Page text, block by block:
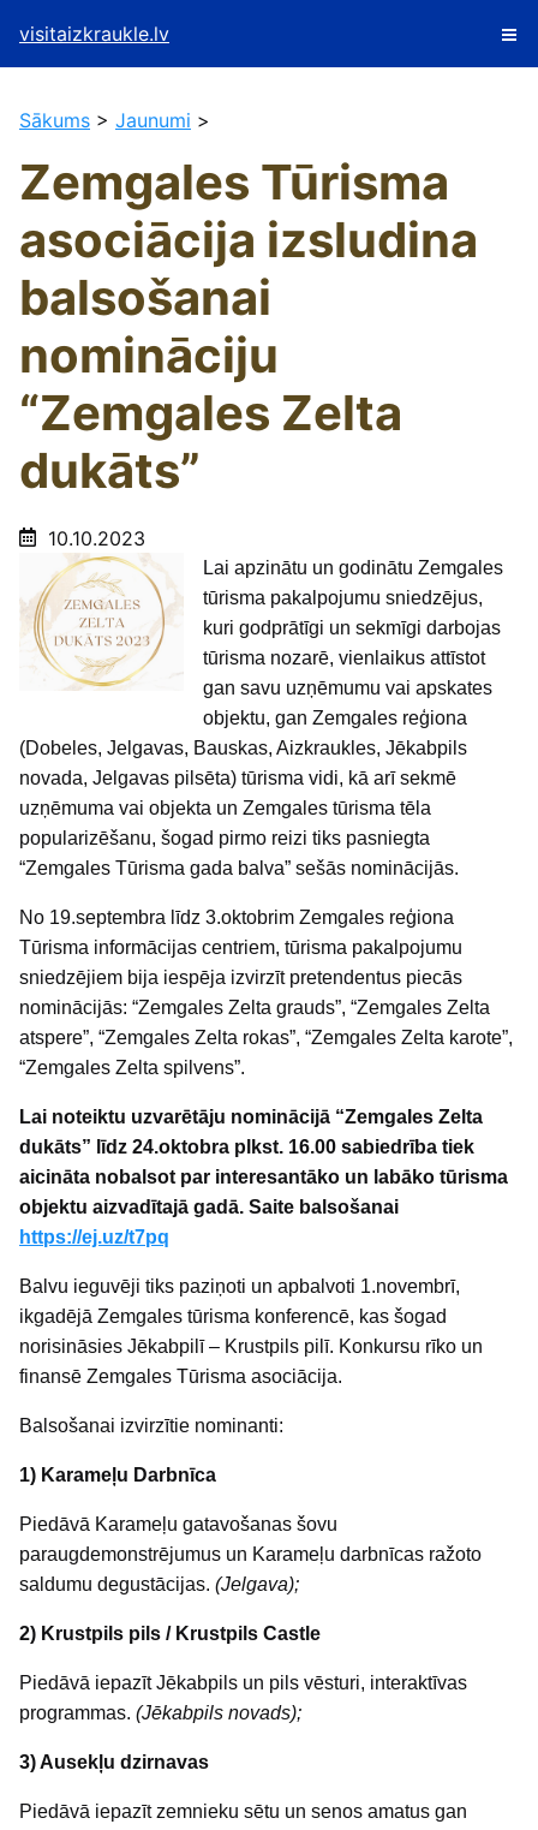
visitaizkraukle.lv
Sākums > Jaunumi >
Zemgales Tūrisma
asociācija izsludina
balsošanai
nomināciju
“Zemgales Zelta
dukāts”
10.10.2023
Lai apzinātu un godinātu Zemgales
tūrisma pakalpojumu sniedzējus,
kuri godprātīgi un sekmīgi darbojas
tūrisma nozarē, vienlaikus attīstot
gan savu uzņēmumu vai apskates
objektu, gan Zemgales reģiona
(Dobeles, Jelgavas, Bauskas, Aizkraukles, Jēkabpils
novada, Jelgavas pilsēta) tūrisma vidi, kā arī sekmē
uzņēmuma vai objekta un Zemgales tūrisma tēla
popularizēšanu, šogad pirmo reizi tiks pasniegta
“Zemgales Tūrisma gada balva” sešās nominācijās.
No 19.septembra līdz 3.oktobrim Zemgales reģiona
Tūrisma informācijas centriem, tūrisma pakalpojumu
sniedzējiem bija iespēja izvirzīt pretendentus piecās
nominācijās: “Zemgales Zelta grauds”, “Zemgales Zelta
atspere”, “Zemgales Zelta rokas”, “Zemgales Zelta karote”,
“Zemgales Zelta spilvens”.
Lai noteiktu uzvarētāju nominācijā “Zemgales Zelta
dukāts” līdz 24.oktobra plkst. 16.00 sabiedrība tiek
aicināta nobalsot par interesantāko un labāko tūrisma
objektu aizvadītajā gadā. Saite balsošanai
https://ej.uz/t7pq
Balvu ieguvēji tiks paziņoti un apbalvoti 1.novembrī,
ikgadējā Zemgales tūrisma konferencē, kas šogad
norisināsies Jēkabpilī – Krustpils pilī. Konkursu rīko un
finansē Zemgales Tūrisma asociācija.
Balsošanai izvirzītie nominanti:
1) Karameļu Darbnīca
Piedāvā Karameļu gatavošanas šovu
paraugdemonstrējumus un Karameļu darbnīcas ražoto
saldumu degustācijas. (Jelgava);
2) Krustpils pils / Krustpils Castle
Piedāvā iepazīt Jēkabpils un pils vēsturi, interaktīvas
programmas. (Jēkabpils novads);
3) Ausekļu dzirnavas
Piedāvā iepazīt zemnieku sētu un senos amatus gan